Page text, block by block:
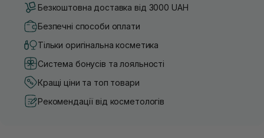
Безкоштовна доставка від 3000 UAH
Безпечні способи оплати
Тільки оригінальна косметика
Система бонусів та лояльності
Кращі ціни та топ товари
Рекомендації від косметологів